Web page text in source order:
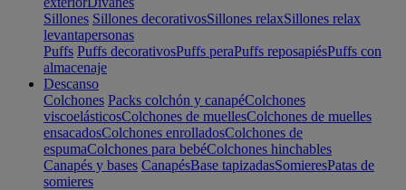
Sillones Sillones decorativosSillones relaxSillones relax
levantapersonas
Puffs Puffs decorativosPuffs peraPuffs reposapiésPuffs con
almacenaje
Descanso
Colchones Packs colchón y canapéColchones
viscoelásticosColchones de muellesColchones de muelles
ensacadosColchones enrolladosColchones de
espumaColchones para bebéColchones hinchables
Canapés y bases CanapésBase tapizadasSomieresPatas de
somieres